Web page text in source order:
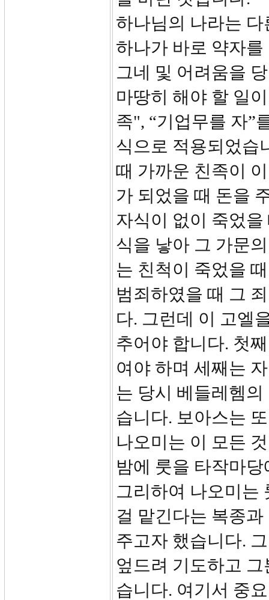
하나님의 나라는
하나가 바로 약자
그네 및 어려움을
마땅히 해야 할 일
족", “기업무를 자”
식으로 적용되었습
때 가까운 친족이
가 되었을 때 돈을
자식이 없이 죽었
식을 낳아 그 가문
는 친척이 죽었을
범죄하였을 때 그
다. 그런데 이 고엘
추어야 합니다. 첫
여야 하며 세째는
는 당시 베들레헴
습니다. 보아스는
나오미는 이 모든
밤에 룻을 타작마
그리하여 나오미는
걸 맡긴다는 복종
주고자 했습니다.
엎드려 기도하고
습니다. 여기서 중